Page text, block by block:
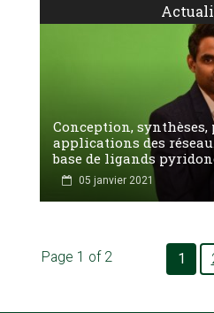
Conception, synthèses,
applications des
base de ligands
05 janvier 2021
Page 1 of 2 1